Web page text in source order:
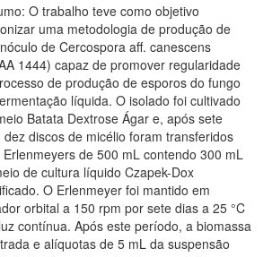
O trabalho teve como objetivo
uma metodologia de produção de
de Cercospora aff. canescens
1444) capaz de promover regularidade
de produção de esporos do fungo
líquida. O isolado foi cultivado
Batata Dextrose Ágar e, após sete
dez discos de micélio foram transferidos
de 500 mL contendo 300 mL
de cultura líquido Czapek-Dox
O Erlenmeyer foi mantido em
orbital a 150 rpm por sete dias a 25 °C
contínua. Após este período, a biomassa
e alíquotas de 5 mL da suspensão